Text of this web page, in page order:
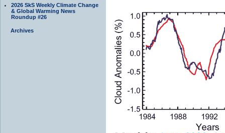
2026 SkS Weekly Climate Change
& Global Warming News
Roundup #26
Archives